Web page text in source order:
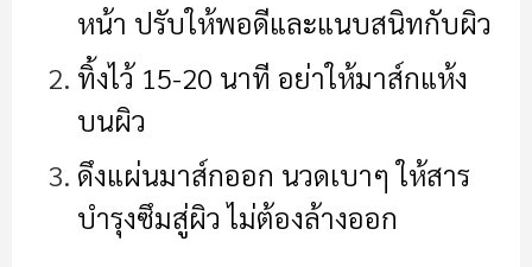
หน้า ปรับให้พอดีและแนบสนิทกับผิว
ทิ้งไว้ 15-20 นาที อย่าให้มาส์กแห้ง
บนผิว
ดึงแผ่นมาส์กออก นวดเบาๆ ให้สาร
บำรุงซึมสู่ผิว ไม่ต้องล้างออก